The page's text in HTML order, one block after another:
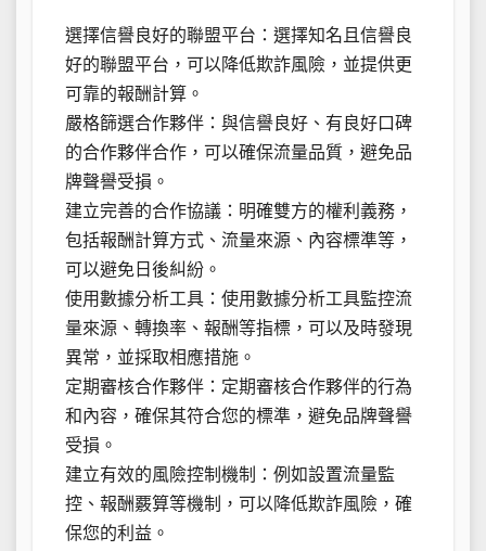
選擇信譽良好的聯盟平台：選擇知名且信譽良
好的聯盟平台，可以降低欺詐風險，並提供更
可靠的報酬計算。
嚴格篩選合作夥伴：與信譽良好、有良好口碑
的合作夥伴合作，可以確保流量品質，避免品
牌聲譽受損。
建立完善的合作協議：明確雙方的權利義務，
包括報酬計算方式、流量來源、內容標準等，
可以避免日後糾紛。
使用數據分析工具：使用數據分析工具監控流
量來源、轉換率、報酬等指標，可以及時發現
異常，並採取相應措施。
定期審核合作夥伴：定期審核合作夥伴的行為
和內容，確保其符合您的標準，避免品牌聲譽
受損。
建立有效的風險控制機制：例如設置流量監
控、報酬覈算等機制，可以降低欺詐風險，確
保您的利益。